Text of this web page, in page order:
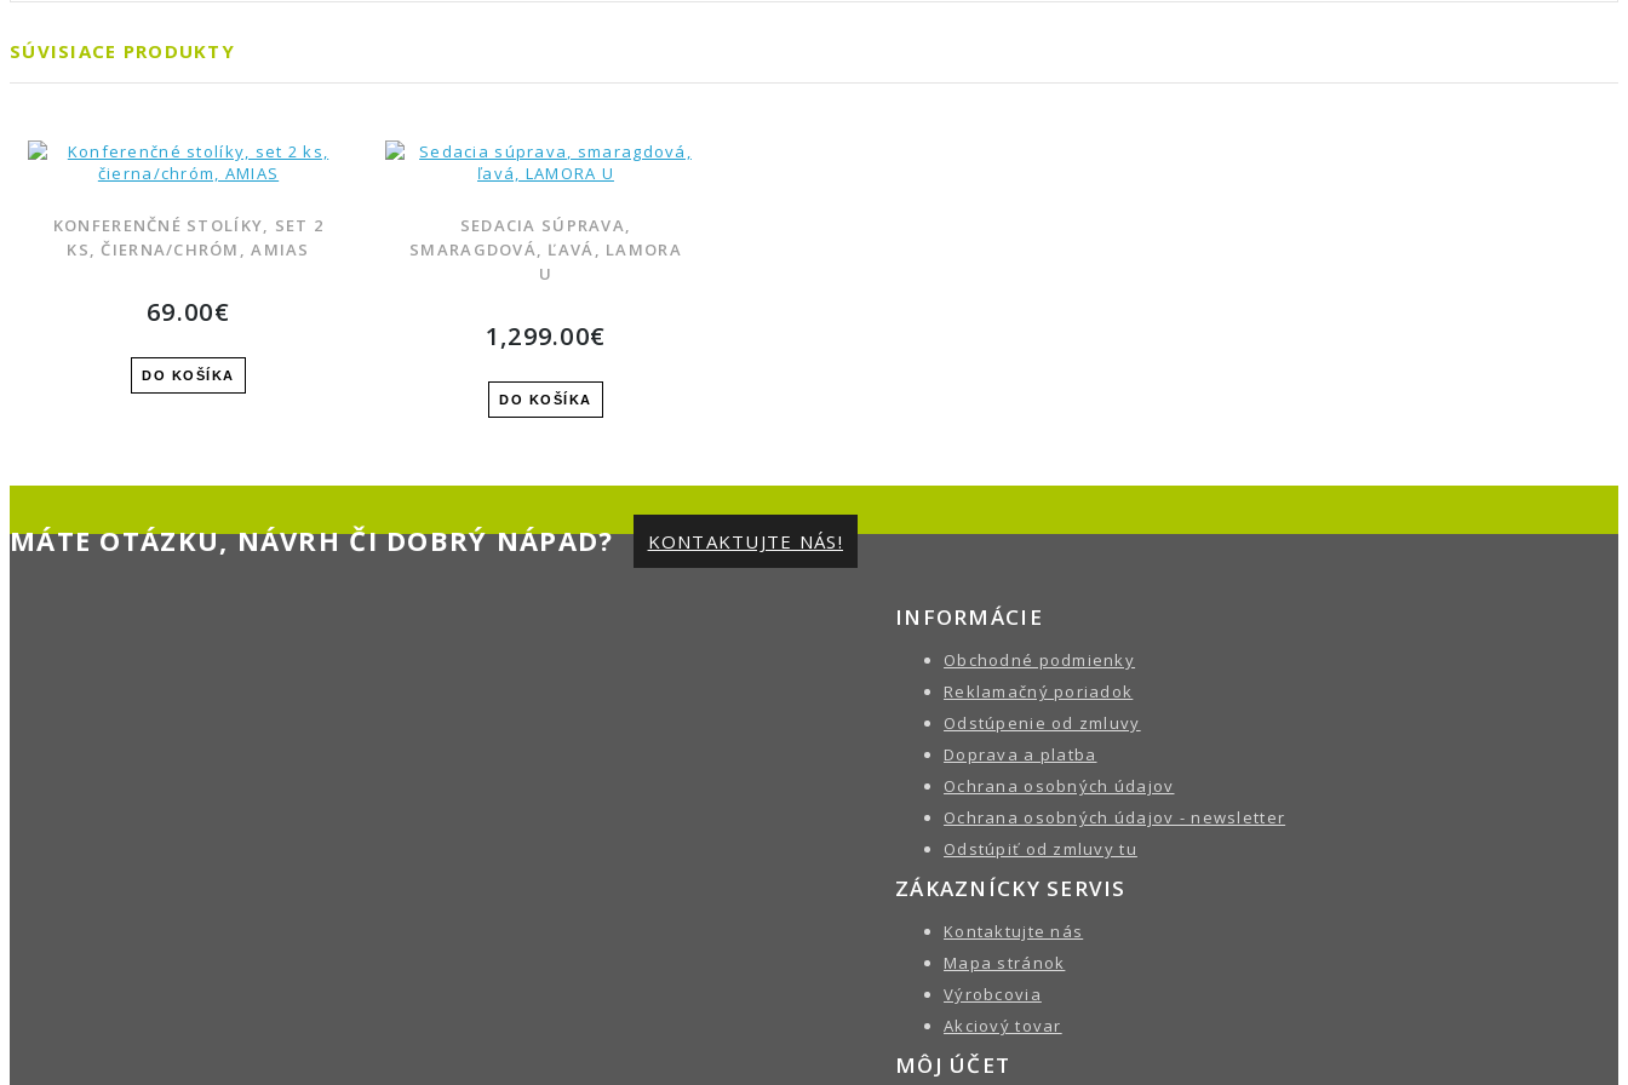
SÚVISIACE PRODUKTY
KONFERENČNÉ STOLÍKY, SET 2
KS, ČIERNA/CHRÓM, AMIAS
69.00€
DO KOŠÍKA
OBĽÚBENÝ PRODUKT
SEDACIA SÚPRAVA,
SMARAGDOVÁ, ĽAVÁ, LAMORA
U
1,299.00€
DO KOŠÍKA
MÁTE OTÁZKU, NÁVRH ČI DOBRÝ NÁPAD? KONTAKTUJTE NÁS!
INFORMÁCIE
Obchodné podmienky
Reklamačný poriadok
Odstúpenie od zmluvy
Doprava a platba
Ochrana osobných údajov
Ochrana osobných údajov - newsletter
Odstúpiť od zmluvy tu
ZÁKAZNÍCKY SERVIS
Kontaktujte nás
Mapa stránok
Výrobcovia
Akciový tovar
MÔJ ÚČET